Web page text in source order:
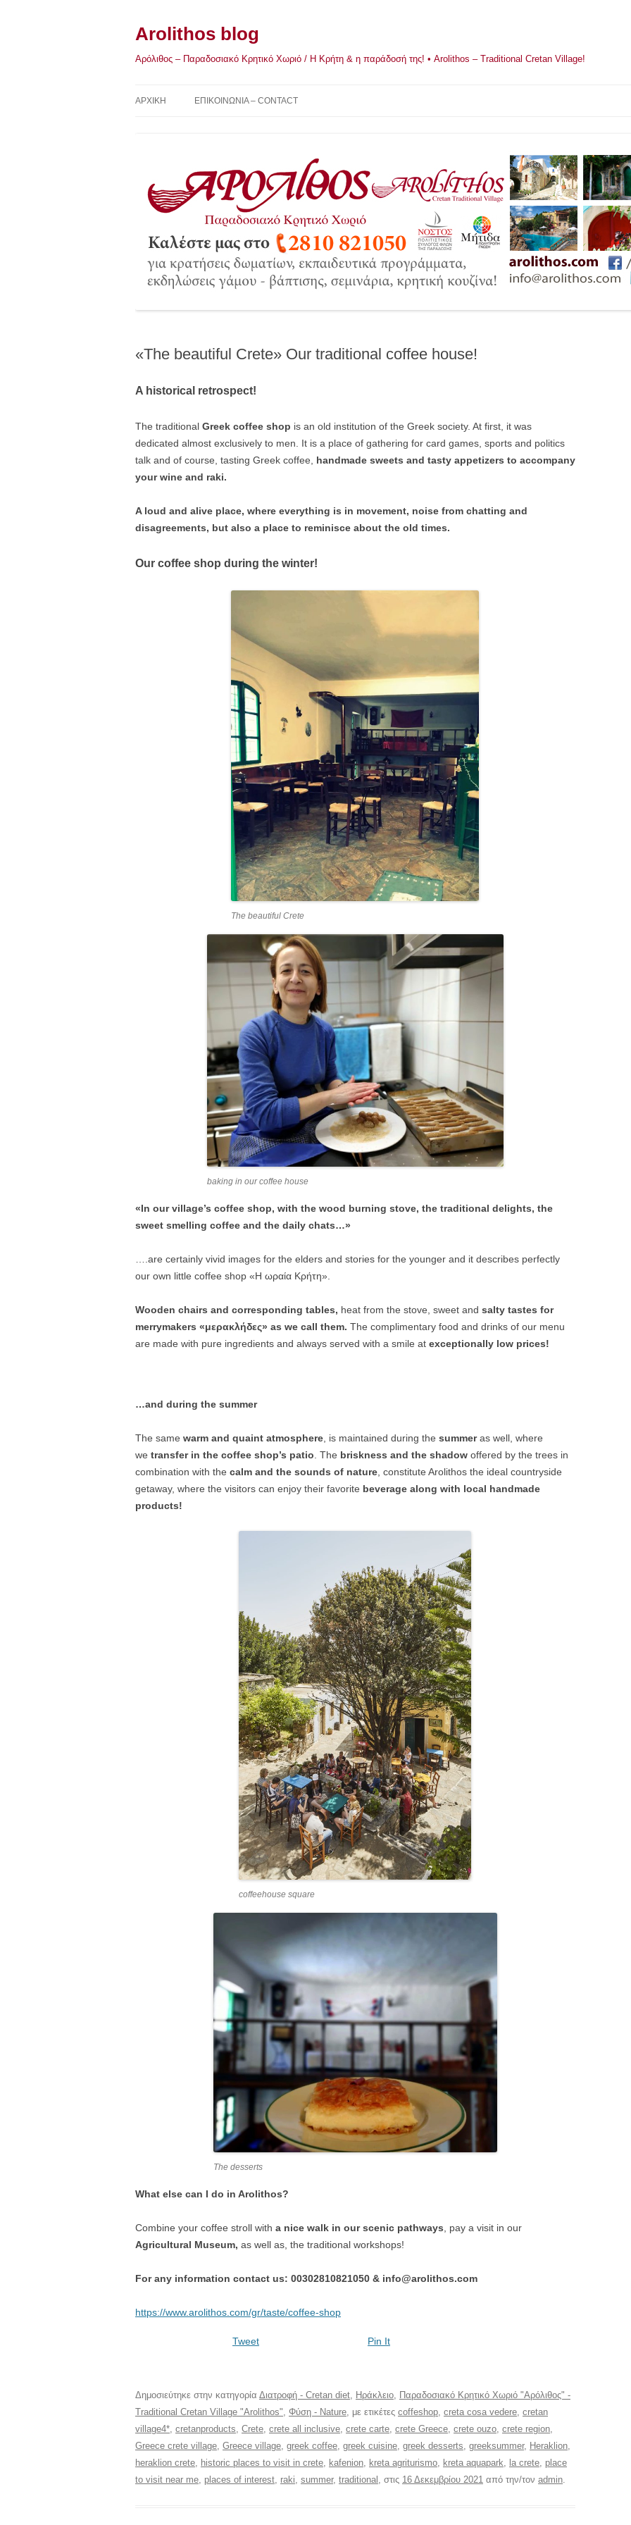
Arolithos blog
Αρόλιθος – Παραδοσιακό Κρητικό Χωριό / Η Κρήτη & η παράδοσή της! • Arolithos – Traditional Cretan Village!
ΑΡΧΙΚΉ ΕΠΙΚΟΙΝΩΝΙΑ – CONTACT
«The beautiful Crete» Our traditional coffee house!
A historical retrospect!
The traditional Greek coffee shop is an old institution of the Greek society. At first, it was
dedicated almost exclusively to men. It is a place of gathering for card games, sports and politics
talk and of course, tasting Greek coffee, handmade sweets and tasty appetizers to accompany
your wine and raki.
A loud and alive place, where everything is in movement, noise from chatting and
disagreements, but also a place to reminisce about the old times.
Our coffee shop during the winter!
The beautiful Crete
baking in our coffee house
«In our village’s coffee shop, with the wood burning stove, the traditional delights, the
sweet smelling coffee and the daily chats…»
….are certainly vivid images for the elders and stories for the younger and it describes perfectly
our own little coffee shop «Η ωραία Κρήτη».
Wooden chairs and corresponding tables, heat from the stove, sweet and salty tastes for
merrymakers «μερακλήδες» as we call them. The complimentary food and drinks of our menu
are made with pure ingredients and always served with a smile at exceptionally low prices!
…and during the summer
The same warm and quaint atmosphere , is maintained during the summeras well, where
we transfer in the coffee shop’s patio . The briskness and the shadow offered by the trees in
combination with the calm and the sounds of nature , constitute Arolithos the ideal countryside
getaway, where the visitors can enjoy their favorite beverage along with local handmade
products!
coffeehouse square
The desserts
What else can I do in Arolithos?
Combine your coffee stroll with a nice walk in our scenic pathways , pay a visit in our
Agricultural Museum, as well as, the traditional workshops!
For any information contact us: 00302810821050 & info@arolithos.com
https://www.arolithos.com/gr/taste/coffee-shop
Tweet Pin It
Δημοσιεύτηκε στην κατηγορία Διατροφή - Cretan diet, Ηράκλειο, Παραδοσιακό Κρητικό Χωριό "Αρόλιθος" -
Traditional Cretan Village "Arolithos", Φύση - Nature, με ετικέτες coffeshop, creta cosa vedere, cretan
village4*, cretanproducts, Crete, crete all inclusive, crete carte, crete Greece, crete ouzo, crete region,
Greece crete village, Greece village, greek coffee, greek cuisine, greek desserts, greeksummer, Heraklion,
heraklion crete, historic places to visit in crete, kafenion, kreta agriturismo, kreta aquapark, la crete, place
to visit near me, places of interest, raki, summer, traditional , στις 16 Δεκεμβρίου 2021 από την/τον admin.